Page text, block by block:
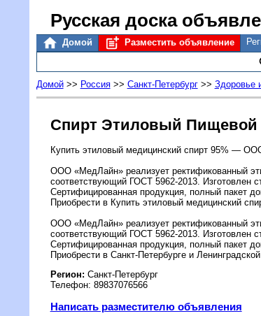
Русская доска
Домой Разместить объявление
Домой>> Россия>> Санкт-Петербург>> Здоровье
Спирт Этиловый Пищевой
Купить этиловый медицинский спирт 95% —
ООО «МедЛайн» реализует ректификованный
соответствующий ГОСТ 5962-2013. Изготовлен
Сертифицированная продукция, полный пакет
Приобрести в Купить этиловый медицинский
ООО «МедЛайн» реализует ректификованный
соответствующий ГОСТ 5962-2013. Изготовлен
Сертифицированная продукция, полный пакет
Приобрести в Санкт-Петербурге и
Регион: Санкт-Петербург
Телефон: 89837076566
Написать разместителю объявления